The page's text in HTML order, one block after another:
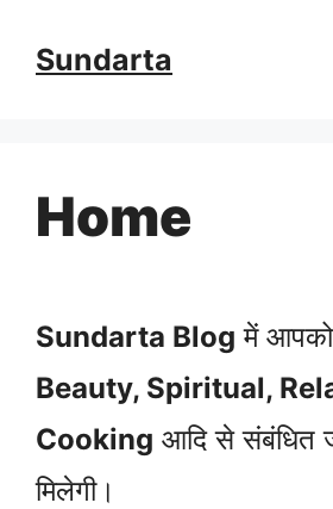
Sundarta
Home
Sundarta Blog में आपको
Beauty, Spiritual,
Cooking आदि से संबंधित
मिलेगी।